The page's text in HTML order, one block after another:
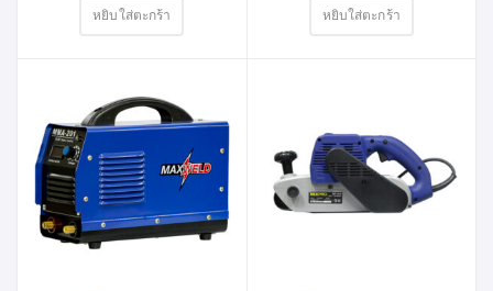
MIXPRO
หยิบใส่ตะกร้า หยิบใส่ตะกร้า
สินค้าที่